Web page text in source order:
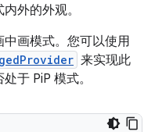
外的外观。
画模式。您可以使用
来实现此
于 PiP 模式。